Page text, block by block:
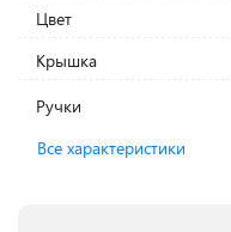
Цвет
Крышка
Ручки
Все характеристики